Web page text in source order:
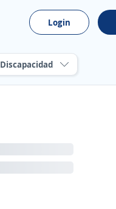
Login
Discapacidad